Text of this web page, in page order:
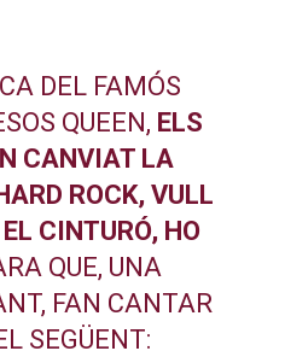
DEL FAMÓS
QUEEN, ELS
CANVIAT LA
ROCK, VULL
CINTURÓ, HO
QUE, UNA
FAN CANTAR
SEGÜENT: